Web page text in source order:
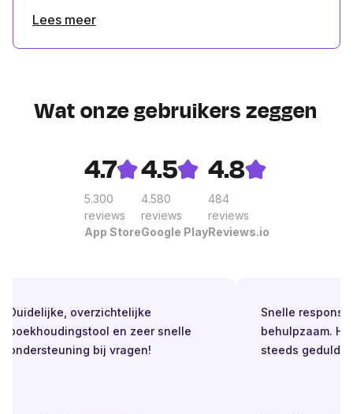
Lees meer
Wat onze gebruikers zeggen
4.7
5.300
reviews
App Store
4.5
4.580
reviews
Google Play
4.8
484
reviews
Reviews.io
Duidelijke, overzichtelijke
boekhoudingstool en zeer snelle
ondersteuning bij vragen!
Snelle respons.
behulpzaam.
steeds geduldig.